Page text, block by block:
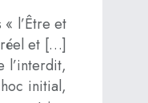
l’Être et
réel et […]
l’interdit,
initial,